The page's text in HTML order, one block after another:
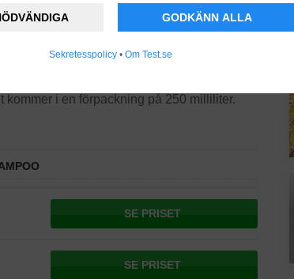
GODKÄNN ALLA
Sekretesspolicy • Om Test.se
och skyddande
som gör håret matt. Samtidigt lugnas
i håret och det passar för
kommer i en förpackning på 250 milliliter.
SE PRISET
SE PRISET